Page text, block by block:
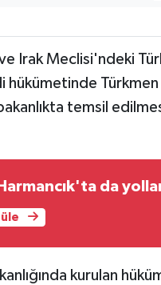
Irak Meclisi'ndeki
hükümetinde
temsil
da
kurulan